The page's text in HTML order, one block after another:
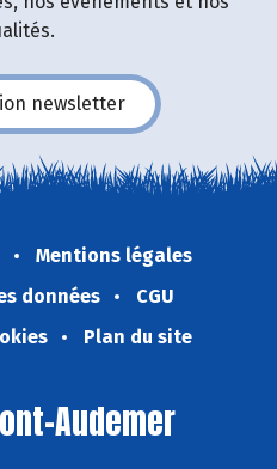
newsletter
Mentions légales
données
CGU
Plan du site
Audemer